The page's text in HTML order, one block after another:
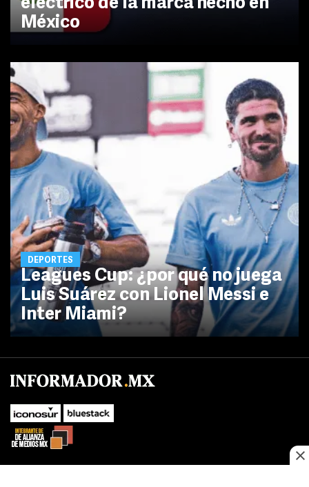
eléctrico de la marca hecho en
México
DEPORTES
Leagues Cup: ¿por qué no juega
Luis Suárez con Lionel Messi e
Inter Miami?